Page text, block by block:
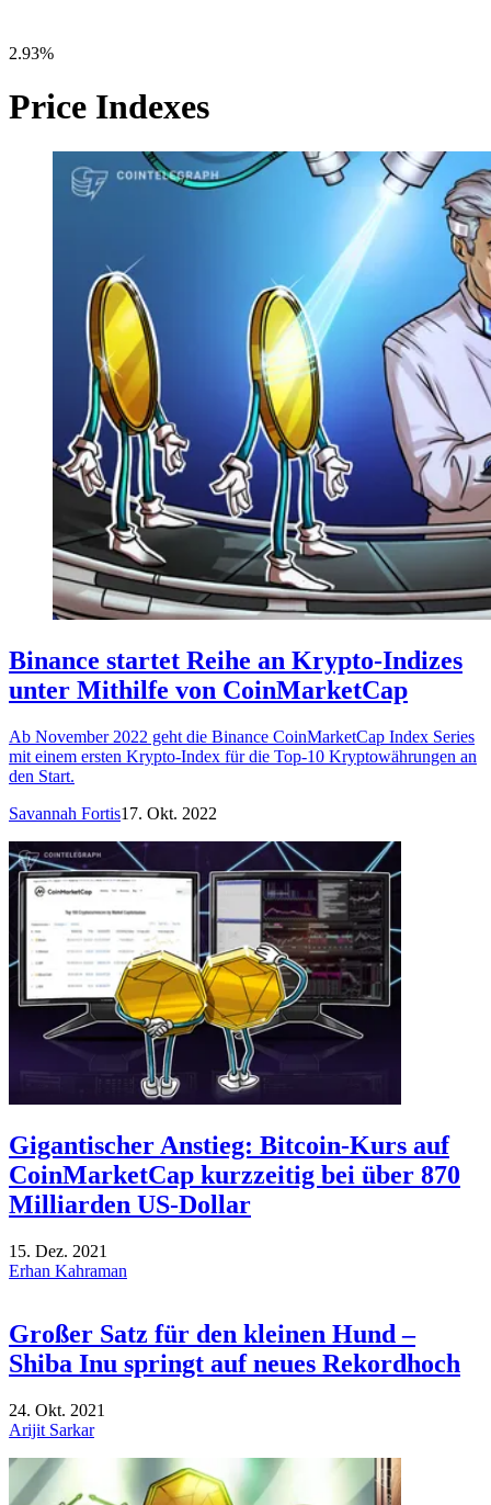
2.93%
Price Indexes
Binance startet Reihe an Krypto-Indizes
unter Mithilfe von CoinMarketCap
Ab November 2022 geht die Binance CoinMarketCap Index Series
mit einem ersten Krypto-Index für die Top-10 Kryptowährungen an
den Start.
Savannah Fortis17. Okt. 2022
Gigantischer Anstieg: Bitcoin-Kurs auf
CoinMarketCap kurzzeitig bei über 870
Milliarden US-Dollar
15. Dez. 2021
Erhan Kahraman
Großer Satz für den kleinen Hund –
Shiba Inu springt auf neues Rekordhoch
24. Okt. 2021
Arijit Sarkar